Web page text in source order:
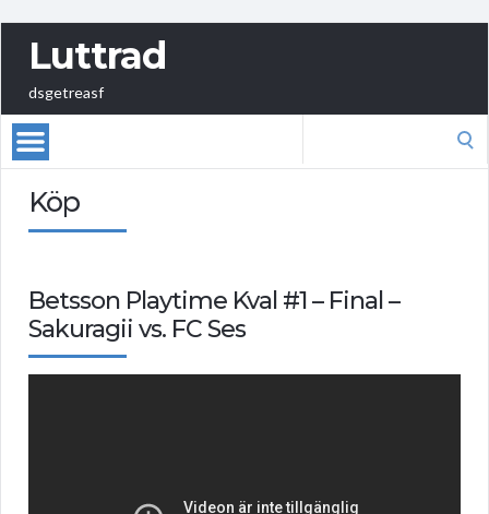
Luttrad
dsgetreasf
Köp
Betsson Playtime Kval #1 – Final –
Sakuragii vs. FC Ses